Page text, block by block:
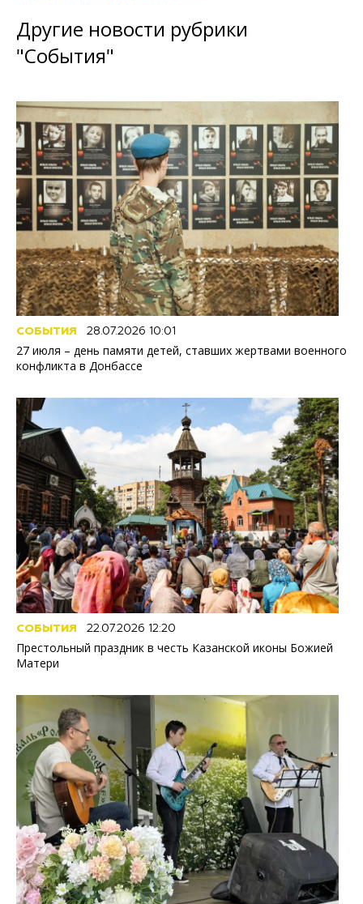
Другие новости рубрики
"События"
СОБЫТИЯ 28.07.2026 10:01
27 июля – день памяти детей, ставших жертвами военного
конфликта в Донбассе
СОБЫТИЯ 22.07.2026 12:20
Престольный праздник в честь Казанской иконы Божией
Матери